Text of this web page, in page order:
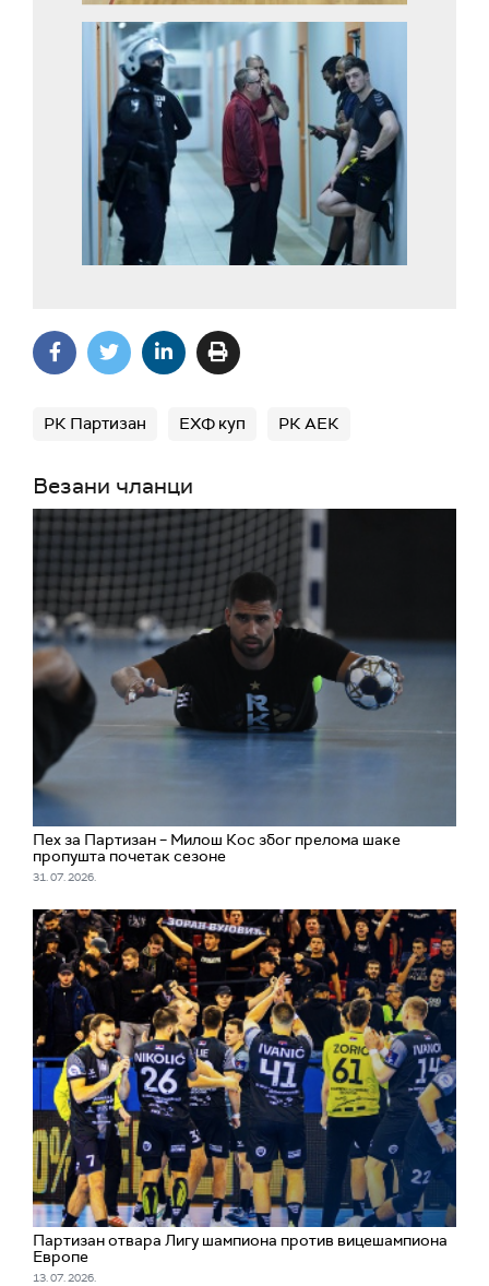
РК Партизан ЕХФ куп РК АЕК
Везани чланци
Пех за Партизан – Милош Кос због прелома шаке
пропушта почетак сезоне
31. 07. 2026.
Партизан отвара Лигу шампиона против вицешампиона
Европе
13. 07. 2026.